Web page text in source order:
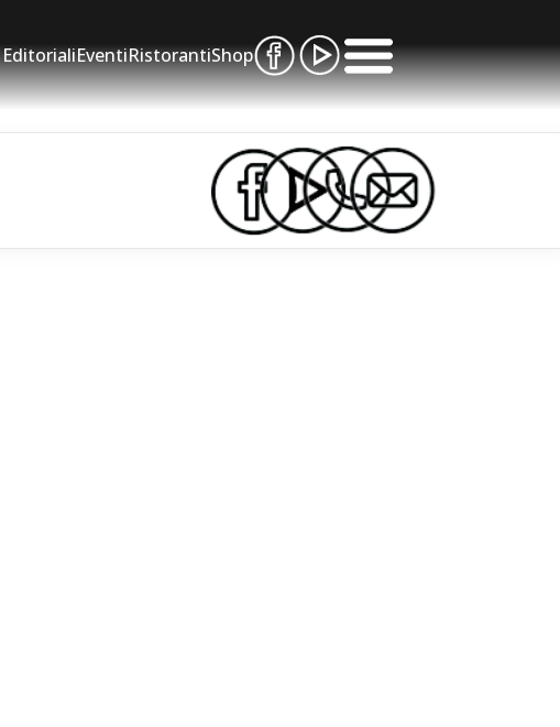
EditorialiEventiRistorantiShop